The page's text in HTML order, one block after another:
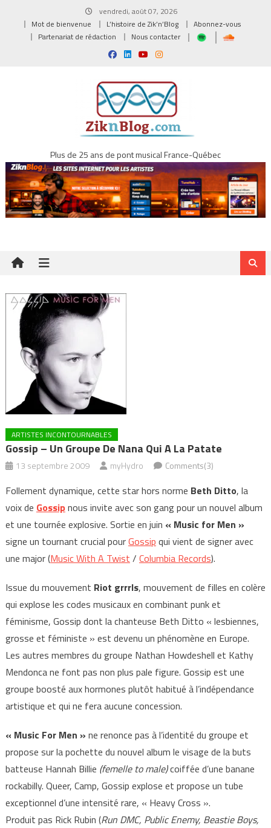
vendredi, août 07, 2026
Mot de bienvenue
L’histoire de Zik’n’Blog
Abonnez-vous
Partenariat de rédaction
Nous contacter
Plus de 25 ans de pont musical France-Québec
ARTISTES INCONTOURNABLES
Gossip – Un Groupe De Nana Qui A La Patate
13 septembre 2009 myHydro Comments(3)
Follement dynamique, cette star hors norme Beth Ditto, la
voix de Gossipnous invite avec son gang pour un nouvel album
et une tournée explosive. Sortie en juin « Music for Men »
signe un tournant crucial pourGossip qui vient de signer avec
une major (Music With A Twist / Columbia Records).
Issue du mouvement Riot grrrls, mouvement de filles en colère
qui explose les codes musicaux en combinant punk et
féminisme, Gossip dont la chanteuse Beth Ditto « lesbiennes,
grosse et féministe » est devenu un phénomène en Europe.
Les autres membres du groupe Nathan Howdeshell et Kathy
Mendonca ne font pas non plus pale figure. Gossip est une
groupe boosté aux hormones plutôt habitué à l’indépendance
artistique et qui ne fera aucune concession.
« Music For Men » ne renonce pas à l’identité du groupe et
propose sur la pochette du nouvel album le visage de la buts
batteuse Hannah Billie (femelle to male)coiffée d’une banane
rockabilly. Queer, Camp, Gossip explose et propose un tube
exceptionnel d’une intensité rare, « Heavy Cross ».
Produit pas Rick Rubin (Run DMC, Public Enemy, Beastie Boys,